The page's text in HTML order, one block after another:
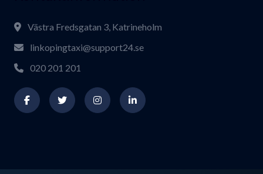
Västra Fredsgatan 3, Katrineholm
linkopingtaxi@support24.se
020 201 201